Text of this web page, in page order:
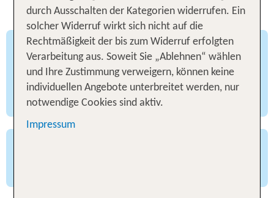
TUI GroupTravel Sales
- Neue Eindrücke und gemeinsame Erlebnisse
verbinden nachhaltig und fördern Teamgeist und
Geschäftsbeziehungen.
- Schreiben Sie uns: gruppen@tui.de
durch Ausschalten der Kategorien widerrufen. Ein
solcher Widerruf wirkt sich nicht auf die
Rechtmäßigkeit der bis zum Widerruf erfolgten
Verarbeitung aus. Soweit Sie „Ablehnen“ wählen
und Ihre Zustimmung verweigern, können keine
individuellen Angebote unterbreitet werden, nur
notwendige Cookies sind aktiv.
Impressum